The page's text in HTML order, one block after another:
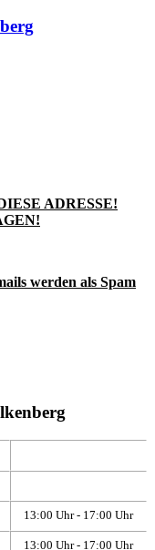
ADRESSE!
werden als Spam
13:00 Uhr - 17:00 Uhr
13:00 Uhr - 17:00 Uhr